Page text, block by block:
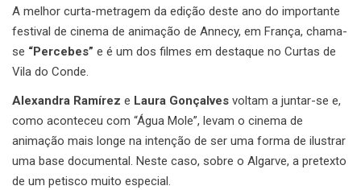
A melhor curta-metragem da edição deste ano do importante
festival de cinema de animação de Annecy, em França, chama-
se “Percebes” e é um dos filmes em destaque no Curtas de
Vila do Conde.
Alexandra Ramírez e Laura Gonçalves voltam a juntar-se e,
como aconteceu com “Água Mole”, levam o cinema de
animação mais longe na intenção de ser uma forma de ilustrar
uma base documental. Neste caso, sobre o Algarve, a pretexto
de um petisco muito especial.